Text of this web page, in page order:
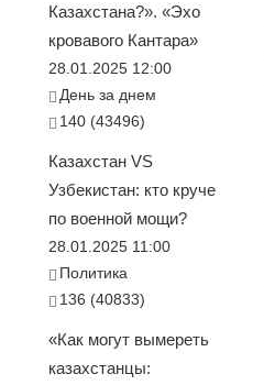
Казахстана?». «Эхо
кровавого Кантара»
28.01.2025 12:00
День за днем
140 (43496)
Казахстан VS
Узбекистан: кто круче
по военной мощи?
28.01.2025 11:00
Политика
136 (40833)
«Как могут вымереть
казахстанцы: